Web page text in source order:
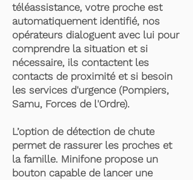
téléassistance, votre proche est
automatiquement identifié, nos
opérateurs dialoguent avec lui pour
comprendre la situation et si
nécessaire, ils contactent les
contacts de proximité et si besoin
les services d'urgence (Pompiers,
Samu, Forces de l'Ordre).
L’option de détection de chute
permet de rassurer les proches et
la famille. Minifone propose un
bouton capable de lancer une